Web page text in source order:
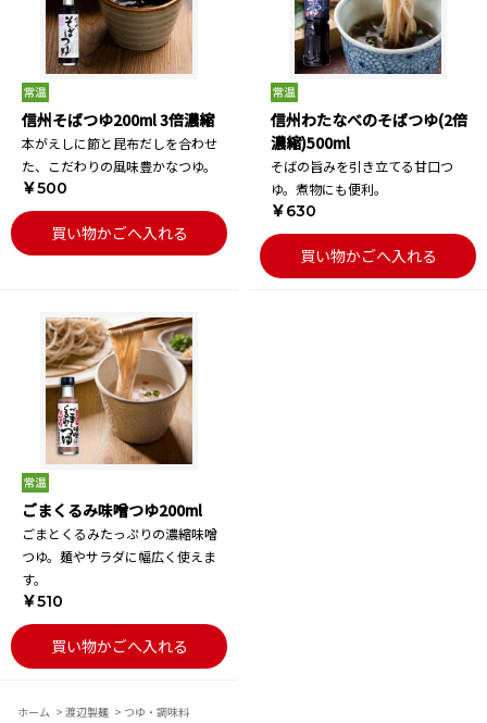
信州そばつゆ200ml 3倍濃縮
本がえしに節と昆布だしを合わせ
た、こだわりの風味豊かなつゆ。
￥500
買い物かごへ入れる
信州わたなべのそばつゆ(2倍
濃縮)500ml
そばの旨みを引き立てる甘口つ
ゆ。煮物にも便利。
￥630
買い物かごへ入れる
ごまくるみ味噌つゆ200ml
ごまとくるみたっぷりの濃縮味噌
つゆ。麺やサラダに幅広く使えま
す。
￥510
買い物かごへ入れる
ホーム > 渡辺製麺 > つゆ・調味料